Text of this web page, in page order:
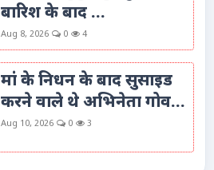
बारिश के बाद ...
Aug 8, 2026 0 4
मां के निधन के बाद सुसाइड
करने वाले थे अभिनेता गोव...
Aug 10, 2026 0 3